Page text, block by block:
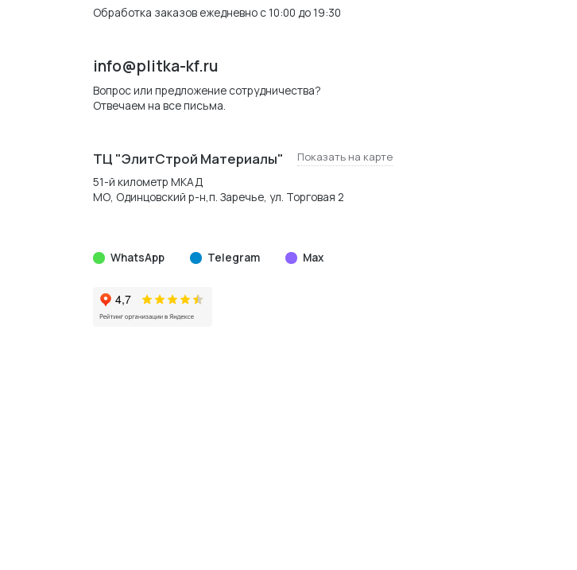
Обработка заказов ежедневно с 10:00 до 19:30
info@plitka-kf.ru
Вопрос или предложение сотрудничества?
Отвечаем на все письма.
ТЦ "ЭлитСтрой Материалы" Показать на карте
51-й километр МКАД
МО, Одинцовский р-н,п. Заречье, ул. Торговая 2
WhatsApp Telegram Max